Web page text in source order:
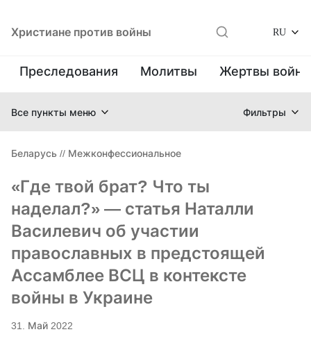
Христиане против войны RU
Преследования Молитвы Жертвы
Все пункты меню Фильтры
Беларусь // Межконфессиональное
«Где твой брат? Что ты
наделал?» — статья Наталли
Василевич об участии
православных в предстоящей
Ассамблее ВСЦ в контексте
войны в Украине
31. Май 2022